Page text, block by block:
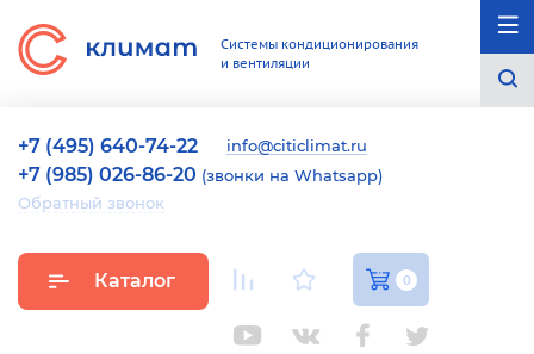
Системы кондиционирования
и вентиляции
+7 (495) 640-74-22 info@citiclimat.ru
+7 (985) 026-86-20 (звонки на Whatsapp)
Обратный звонок
Каталог 0